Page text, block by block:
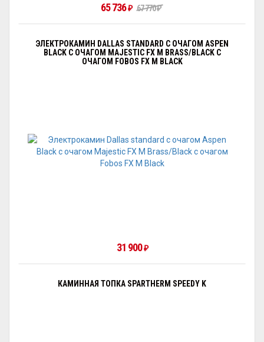
65 736₽ 67 770₽
ЭЛЕКТРОКАМИН DALLAS STANDARD С ОЧАГОМ АSPEN
BLACK С ОЧАГОМ MAJESTIC FX M BRASS/BLACK С
ОЧАГОМ FOBOS FX M BLACK
31 900₽
КАМИННАЯ ТОПКА SPARTHERM SPEEDY K